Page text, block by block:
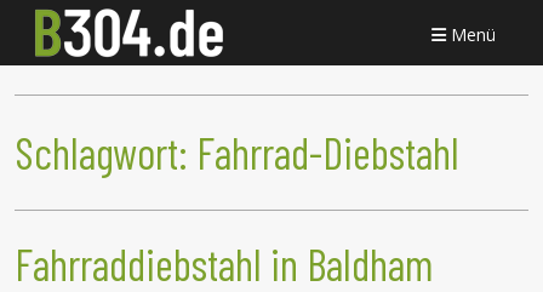
Menü
Schlagwort: Fahrrad-Diebstahl
Fahrraddiebstahl in Baldham